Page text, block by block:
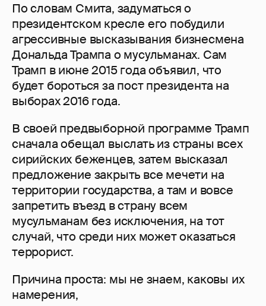
По словам Смита, задуматься о
президентском кресле его побудили
агрессивные высказывания бизнесмена
Дональда Трампа о мусульманах. Сам
Трамп в июне 2015 года объявил, что
будет бороться за пост президента на
выборах 2016 года.
В своей предвыборной программе Трамп
сначала обещал выслать из страны всех
сирийских беженцев, затем высказал
предложение закрыть все мечети на
территории государства, а там и вовсе
запретить въезд в страну всем
мусульманам без исключения, на тот
случай, что среди них может оказаться
террорист.
Причина проста: мы не знаем, каковы их
намерения,